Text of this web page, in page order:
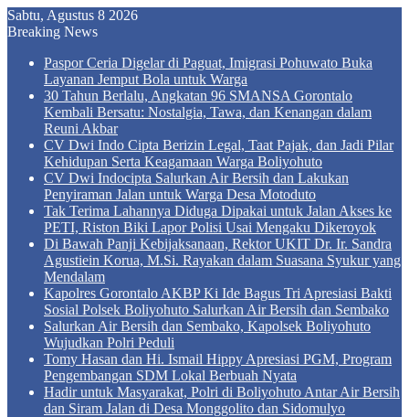
Sabtu, Agustus 8 2026
Breaking News
Paspor Ceria Digelar di Paguat, Imigrasi Pohuwato Buka
Layanan Jemput Bola untuk Warga
30 Tahun Berlalu, Angkatan 96 SMANSA Gorontalo
Kembali Bersatu: Nostalgia, Tawa, dan Kenangan dalam
Reuni Akbar
CV Dwi Indo Cipta Berizin Legal, Taat Pajak, dan Jadi Pilar
Kehidupan Serta Keagamaan Warga Boliyohuto
CV Dwi Indocipta Salurkan Air Bersih dan Lakukan
Penyiraman Jalan untuk Warga Desa Motoduto
Tak Terima Lahannya Diduga Dipakai untuk Jalan Akses ke
PETI, Riston Biki Lapor Polisi Usai Mengaku Dikeroyok
Di Bawah Panji Kebijaksanaan, Rektor UKIT Dr. Ir. Sandra
Agustiein Korua, M.Si. Rayakan dalam Suasana Syukur yang
Mendalam
Kapolres Gorontalo AKBP Ki Ide Bagus Tri Apresiasi Bakti
Sosial Polsek Boliyohuto Salurkan Air Bersih dan Sembako
Salurkan Air Bersih dan Sembako, Kapolsek Boliyohuto
Wujudkan Polri Peduli
Tomy Hasan dan Hi. Ismail Hippy Apresiasi PGM, Program
Pengembangan SDM Lokal Berbuah Nyata
Hadir untuk Masyarakat, Polri di Boliyohuto Antar Air Bersih
dan Siram Jalan di Desa Monggolito dan Sidomulyo